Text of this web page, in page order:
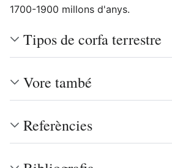
1700-1900 millons d'anys.
Tipos de corfa terrestre
Vore també
Referències